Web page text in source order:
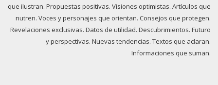
que ilustran. Propuestas positivas. Visiones optimistas. Artículos que
nutren. Voces y personajes que orientan. Consejos que protegen.
Revelaciones exclusivas. Datos de utilidad. Descubrimientos. Futuro
y perspectivas. Nuevas tendencias. Textos que aclaran.
Informaciones que suman.